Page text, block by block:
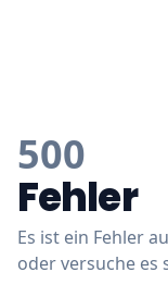
500
Fehler
Es ist ein Fehler
oder versuche es